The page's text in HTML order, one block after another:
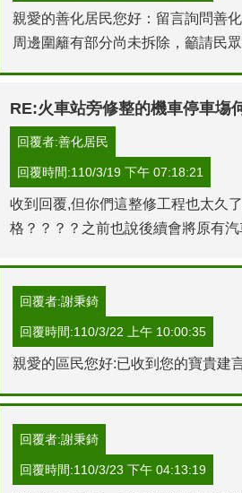
親愛的善化居民您好：留言詢問善
周邊圍籬有部分尚未拆除，籲請民
RE:火車站旁修整的機車停車塲
回覆者:善化居民
回覆時間:110/3/19 下午 07:18:21
收到回覆,但你們這整修工程也太久
格？？？？之前也說後續會將原有
回覆者:謝秉錡
回覆時間:110/3/22 上午 10:00:35
親愛的區民您好:已收到您的寶貴建
回覆者:謝秉錡
回覆時間:110/3/23 下午 04:13:19